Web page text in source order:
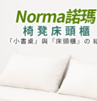
【注意事項】
１．透過由恩沛科技股份
易，需依本服務之必要範
２．關於個人資料處理事
https://aftee.tw/terms/
３．未成年的使用者請事
「AFTEE先享後付」，若